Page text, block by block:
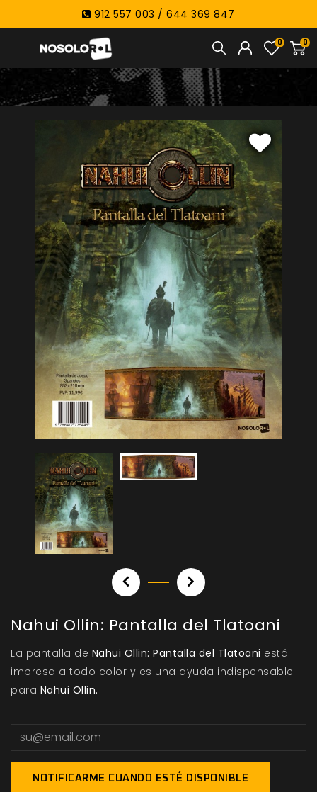
912 557 003 / 644 369 847
0
0
Nahui Ollin: Pantalla del Tlatoani
La pantalla de Nahui Ollin: Pantalla del Tlatoani está
impresa a todo color y es una ayuda indispensable
para Nahui Ollin.
NOTIFICARME CUANDO ESTÉ DISPONIBLE